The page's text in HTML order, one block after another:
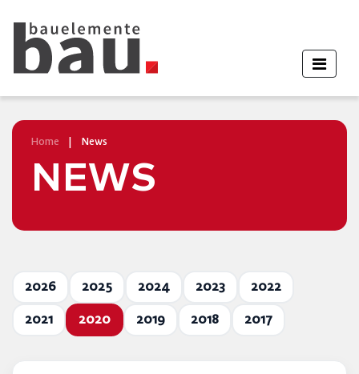
Home News
NEWS
2026 2025 2024 2023 2022
2021 2020 2019 2018 2017